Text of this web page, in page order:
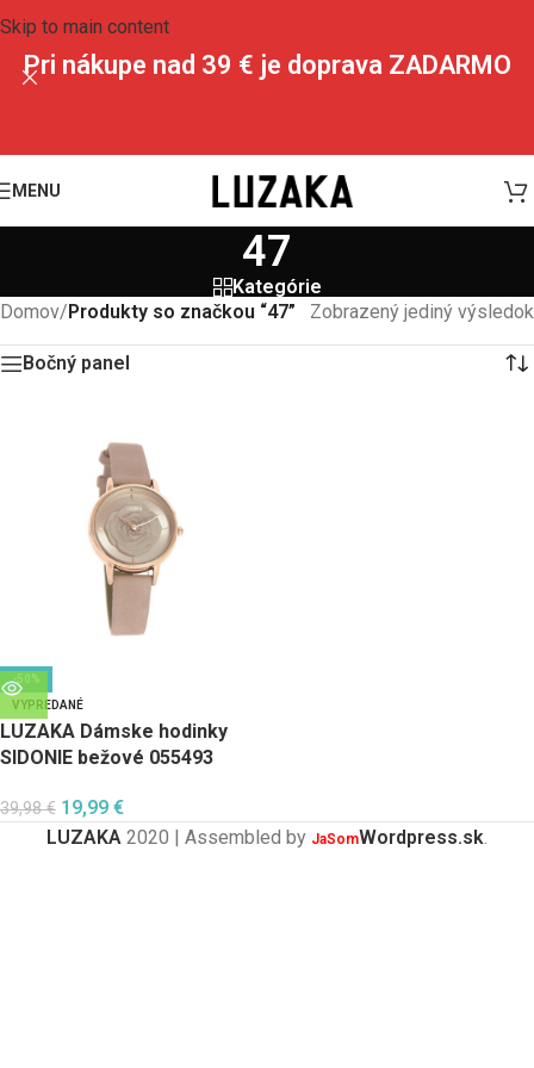
Skip to main content
Pri nákupe nad 39 € je doprava ZADARMO
MENU
47
Kategórie
Domov/Produkty so značkou “47” Zobrazený jediný výsledok
Bočný panel
-50%
VYPREDANÉ
LUZAKA Dámske hodinky
SIDONIE bežové 055493
39,98€ 19,99 €
LUZAKA 2020 | Assembled by JaSomWordpress.sk.